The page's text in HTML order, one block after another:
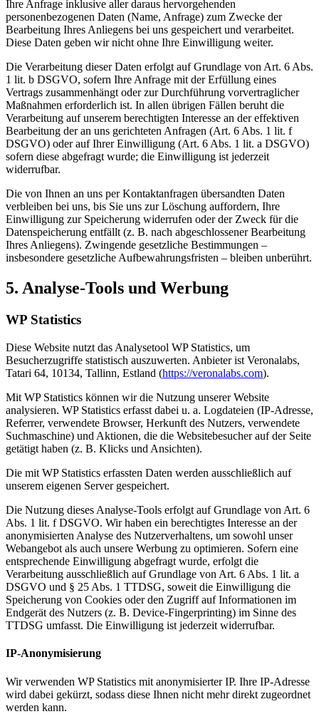
Ihre Anfrage inklusive aller daraus hervorgehenden
personenbezogenen Daten (Name, Anfrage) zum Zwecke der
Bearbeitung Ihres Anliegens bei uns gespeichert und verarbeitet.
Diese Daten geben wir nicht ohne Ihre Einwilligung weiter.
Die Verarbeitung dieser Daten erfolgt auf Grundlage von Art. 6 Abs.
1 lit. b DSGVO, sofern Ihre Anfrage mit der Erfüllung eines
Vertrags zusammenhängt oder zur Durchführung vorvertraglicher
Maßnahmen erforderlich ist. In allen übrigen Fällen beruht die
Verarbeitung auf unserem berechtigten Interesse an der effektiven
Bearbeitung der an uns gerichteten Anfragen (Art. 6 Abs. 1 lit. f
DSGVO) oder auf Ihrer Einwilligung (Art. 6 Abs. 1 lit. a DSGVO)
sofern diese abgefragt wurde; die Einwilligung ist jederzeit
widerrufbar.
Die von Ihnen an uns per Kontaktanfragen übersandten Daten
verbleiben bei uns, bis Sie uns zur Löschung auffordern, Ihre
Einwilligung zur Speicherung widerrufen oder der Zweck für die
Datenspeicherung entfällt (z. B. nach abgeschlossener Bearbeitung
Ihres Anliegens). Zwingende gesetzliche Bestimmungen –
insbesondere gesetzliche Aufbewahrungsfristen – bleiben unberührt.
5. Analyse-Tools und Werbung
WP Statistics
Diese Website nutzt das Analysetool WP Statistics, um
Besucherzugriffe statistisch auszuwerten. Anbieter ist Veronalabs,
Tatari 64, 10134, Tallinn, Estland (https://veronalabs.com).
Mit WP Statistics können wir die Nutzung unserer Website
analysieren. WP Statistics erfasst dabei u. a. Logdateien (IP-Adresse,
Referrer, verwendete Browser, Herkunft des Nutzers, verwendete
Suchmaschine) und Aktionen, die die Websitebesucher auf der Seite
getätigt haben (z. B. Klicks und Ansichten).
Die mit WP Statistics erfassten Daten werden ausschließlich auf
unserem eigenen Server gespeichert.
Die Nutzung dieses Analyse-Tools erfolgt auf Grundlage von Art. 6
Abs. 1 lit. f DSGVO. Wir haben ein berechtigtes Interesse an der
anonymisierten Analyse des Nutzerverhaltens, um sowohl unser
Webangebot als auch unsere Werbung zu optimieren. Sofern eine
entsprechende Einwilligung abgefragt wurde, erfolgt die
Verarbeitung ausschließlich auf Grundlage von Art. 6 Abs. 1 lit. a
DSGVO und § 25 Abs. 1 TTDSG, soweit die Einwilligung die
Speicherung von Cookies oder den Zugriff auf Informationen im
Endgerät des Nutzers (z. B. Device-Fingerprinting) im Sinne des
TTDSG umfasst. Die Einwilligung ist jederzeit widerrufbar.
IP-Anonymisierung
Wir verwenden WP Statistics mit anonymisierter IP. Ihre IP-Adresse
wird dabei gekürzt, sodass diese Ihnen nicht mehr direkt zugeordnet
werden kann.